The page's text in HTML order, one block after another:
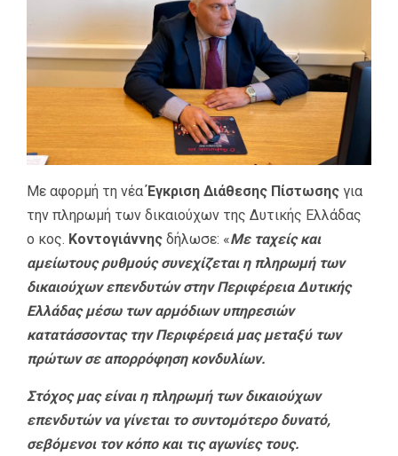
Με αφορμή τη νέαΈγκριση Διάθεσης Πίστωσης για
την πληρωμή των δικαιούχων της Δυτικής Ελλάδας
ο κος. Κοντογιάννης δήλωσε: «Με ταχείς και
αμείωτους ρυθμούς συνεχίζεται η πληρωμή των
δικαιούχων επενδυτών στην Περιφέρεια Δυτικής
Ελλάδας μέσω των αρμόδιων υπηρεσιών
κατατάσσοντας την Περιφέρειά μας μεταξύ των
πρώτων σε απορρόφηση κονδυλίων.
Στόχος μας είναι η πληρωμή των δικαιούχων
επενδυτών να γίνεται το συντομότερο δυνατό,
σεβόμενοι τον κόπο και τις αγωνίες τους.